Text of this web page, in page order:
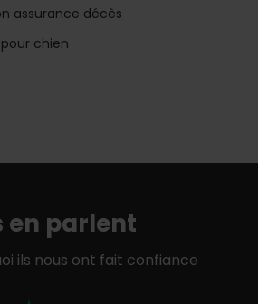
assurance décès
chien
en parlent
ils nous ont fait confiance